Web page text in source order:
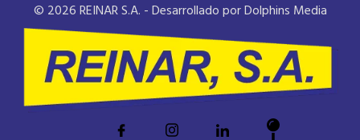
© 2026 REINAR S.A. - Desarrollado por Dolphins Media